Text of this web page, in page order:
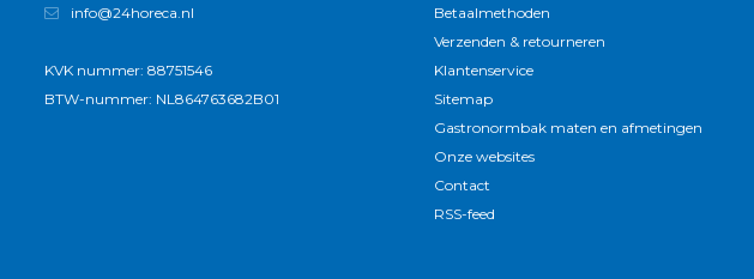
info@24horeca.nl
KVK nummer: 88751546
BTW-nummer: NL864763682B01
Betaalmethoden
Verzenden & retourneren
Klantenservice
Sitemap
Gastronormbak maten en afmetingen
Onze websites
Contact
RSS-feed